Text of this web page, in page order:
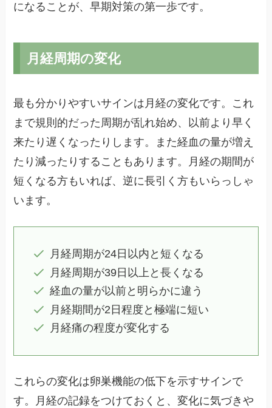
になることが、早期対策の第一歩です。
月経周期の変化
最も分かりやすいサインは月経の変化です。これ
まで規則的だった周期が乱れ始め、以前より早く
来たり遅くなったりします。また経血の量が増え
たり減ったりすることもあります。月経の期間が
短くなる方もいれば、逆に長引く方もいらっしゃ
います。
月経周期が24日以内と短くなる
月経周期が39日以上と長くなる
経血の量が以前と明らかに違う
月経期間が2日程度と極端に短い
月経痛の程度が変化する
これらの変化は卵巣機能の低下を示すサインで
す。月経の記録をつけておくと、変化に気づきや